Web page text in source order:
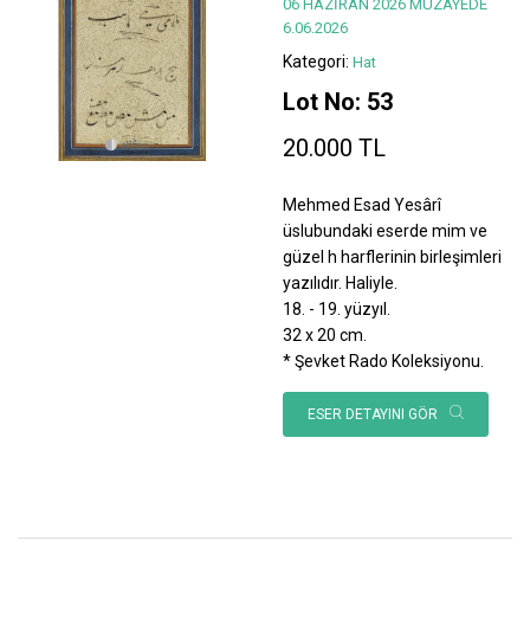
06 HAZİRAN 2026 MÜZAYEDE
6.06.2026
Kategori: Hat
Lot No: 53
20.000 TL
Mehmed Esad Yesârî
üslubundaki eserde mim ve
güzel h harflerinin birleşimleri
yazılıdır. Haliyle.
18. - 19. yüzyıl.
32 x 20 cm.
* Şevket Rado Koleksiyonu.
ESER DETAYINI GÖR